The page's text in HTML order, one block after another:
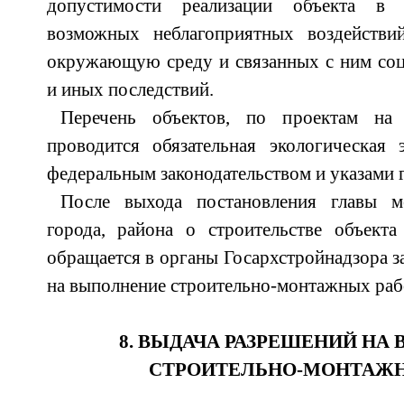
допустимости реализации объекта в
возможных неблагоприятных
окружающую среду и связанных с ним
и иных последствий.
Перечень объектов, по проектам на
проводится обязательная экологическая
федеральным законодательством и указами
После выхода постановления главы
города, района о строительстве
обращается в органы Госархстройнадзора
на выполнение строительно-монтажных
8. ВЫДАЧА РАЗРЕШЕНИЙ НА
СТРОИТЕЛЬНО-